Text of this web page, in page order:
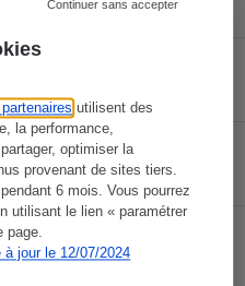
utilisent des
la performance,
optimiser la
provenant de sites tiers.
6 mois. Vous pourrez
utilisant le lien « paramétrer
page.
jour le 12/07/2024
Continuer sans accepter